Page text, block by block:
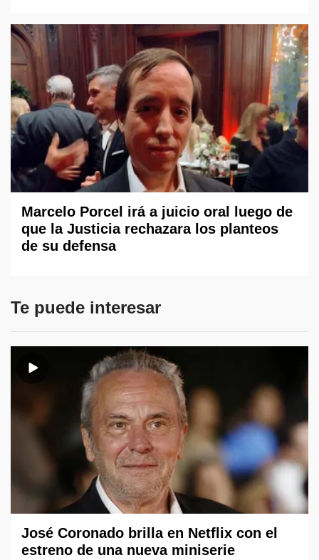
Marcelo Porcel irá a juicio oral luego de
que la Justicia rechazara los planteos
de su defensa
Te puede interesar
José Coronado brilla en Netflix con el
estreno de una nueva miniserie